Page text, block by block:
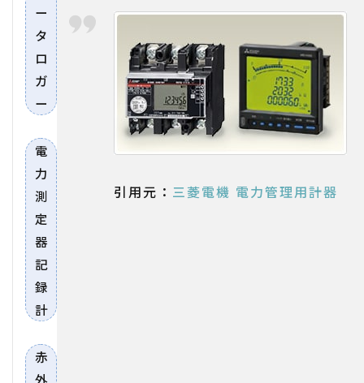
ー
タ
ロ
ガ
ー
電
力
測
定
器
記
録
計
赤
外
引用元： 三菱電機 電力管理用計器